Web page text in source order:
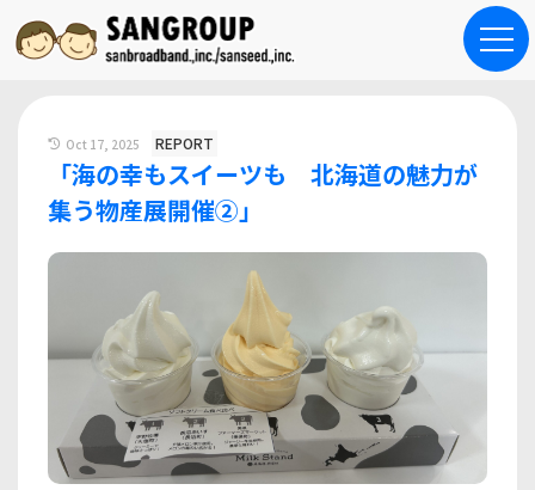
Oct 17, 2025 REPORT
「海の幸もスイーツも 北海道の魅力が
集う物産展開催②」